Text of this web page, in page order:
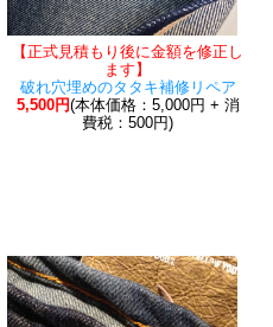
【正式見積もり後に金額を修正し
ます】
破れ穴埋めのタタキ補修リペア
5,500円(本体価格：5,000円 + 消
費税：500円)